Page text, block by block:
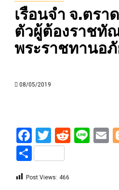
เรือนจำ จ.ตร
ตัวผู้ต้องราชทั
พระราชทานอ
08/05/2019
Facebook
Twitter
Reddit
Line
Share
Post Views: 466